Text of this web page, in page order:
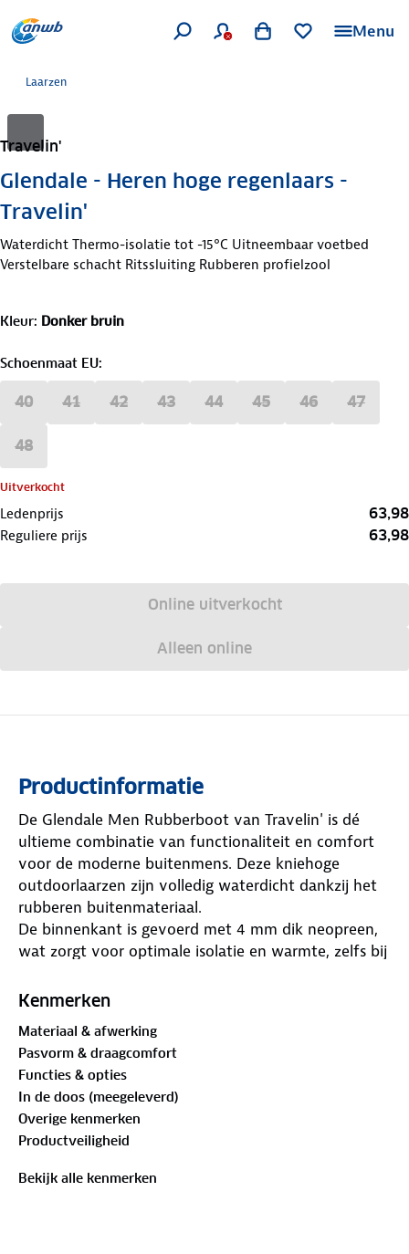
Menu
Laarzen
Travelin'
Glendale - Heren hoge regenlaars -
Travelin'
Waterdicht Thermo-isolatie tot -15°C Uitneembaar voetbed
Verstelbare schacht Ritssluiting Rubberen profielzool
Kleur: Donker bruin
Schoenmaat EU:
40 41 42 43 44 45 46 47
48
Uitverkocht
Ledenprijs 63,98
Reguliere prijs 63,98
Online uitverkocht
Alleen online
Productinformatie
De Glendale Men Rubberboot van Travelin' is dé
ultieme combinatie van functionaliteit en comfort
voor de moderne buitenmens. Deze kniehoge
outdoorlaarzen zijn volledig waterdicht dankzij het
rubberen buitenmateriaal.
De binnenkant is gevoerd met 4 mm dik neopreen,
wat zorgt voor optimale isolatie en warmte, zelfs bij
van zacht schuim biedt extra comfort en
profielzool zorgt voor uitstekende grip op
modderige of gladde ondergronden. De handige
ritssluiting en de verstelbare schacht maken het
eenvoudig om de laarzen aan en uit te trekken en
zorgen voor een perfecte pasvorm.
Of je nu door regenachtige velden wandelt, vist of
geniet van een winterse buitenactiviteit, deze
Kenmerken
Materiaal & afwerking
Pasvorm & draagcomfort
Functies & opties
In de doos (meegeleverd)
Overige kenmerken
Productveiligheid
Bekijk alle kenmerken